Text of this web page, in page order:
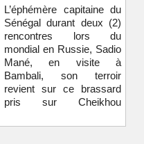
L’éphémère capitaine du
Sénégal durant deux (2)
rencontres lors du
mondial en Russie, Sadio
Mané, en visite à
Bambali, son terroir
revient sur ce brassard
pris sur Cheikhou